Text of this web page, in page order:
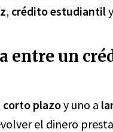
, crédito estudiantily
entre un
corto plazoy uno a
el dinero